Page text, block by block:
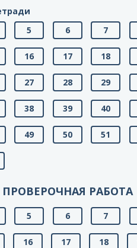
5 6 7
16 17 18
27 28 29
38 39 40
49 50 51
ПРОВЕРОЧНАЯ РАБОТА
5 6 7
16 17 18